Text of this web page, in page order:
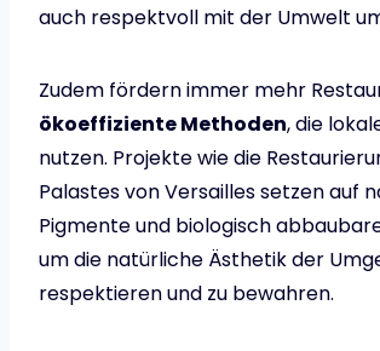
auch respektvoll mit der Umwelt
Zudem fördern immer mehr
ökoeffiziente Methoden, die
nutzen. Projekte wie die
Palastes von Versailles setzen auf
Pigmente und biologisch
um die natürliche Ästhetik der
respektieren und zu bewahren.